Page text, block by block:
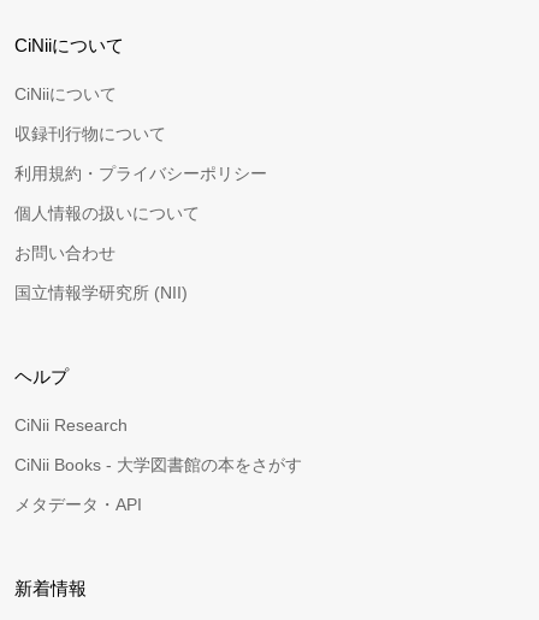
CiNiiについて
CiNiiについて
収録刊行物について
利用規約・プライバシーポリシー
個人情報の扱いについて
お問い合わせ
国立情報学研究所 (NII)
ヘルプ
CiNii Research
CiNii Books - 大学図書館の本をさがす
メタデータ・API
新着情報